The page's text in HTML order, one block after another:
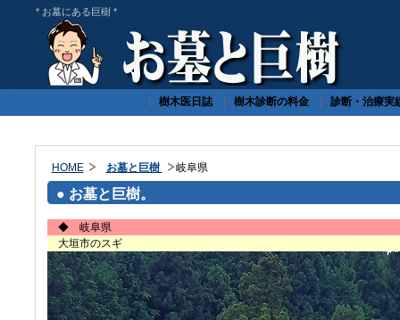
* お墓にある巨樹 *
樹木医日誌 樹木診断の料金 診断・治療実
HOME お墓と巨樹 岐阜県
● お墓と巨樹。
◆ 岐阜県
大垣市のスギ